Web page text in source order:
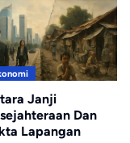
Janji
Dan
Lapangan